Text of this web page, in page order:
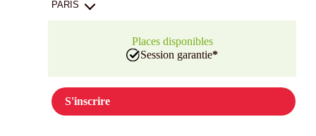
PARIS
Places disponibles
Session garantie*
S'inscrire